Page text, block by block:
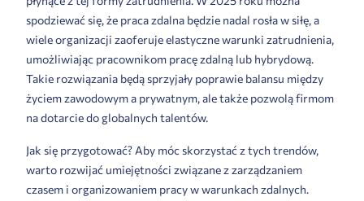
spodziewać się, że praca zdalna będzie nadal rosła w siłę, a
wiele organizacji zaoferuje elastyczne warunki zatrudnienia,
umożliwiając pracownikom pracę zdalną lub hybrydową.
Takie rozwiązania będą sprzyjały poprawie balansu między
życiem zawodowym a prywatnym, ale także pozwolą firmom
na dotarcie do globalnych talentów.
Jak się przygotować? Aby móc skorzystać z tych trendów,
warto rozwijać umiejętności związane z zarządzaniem
czasem i organizowaniem pracy w warunkach zdalnych.